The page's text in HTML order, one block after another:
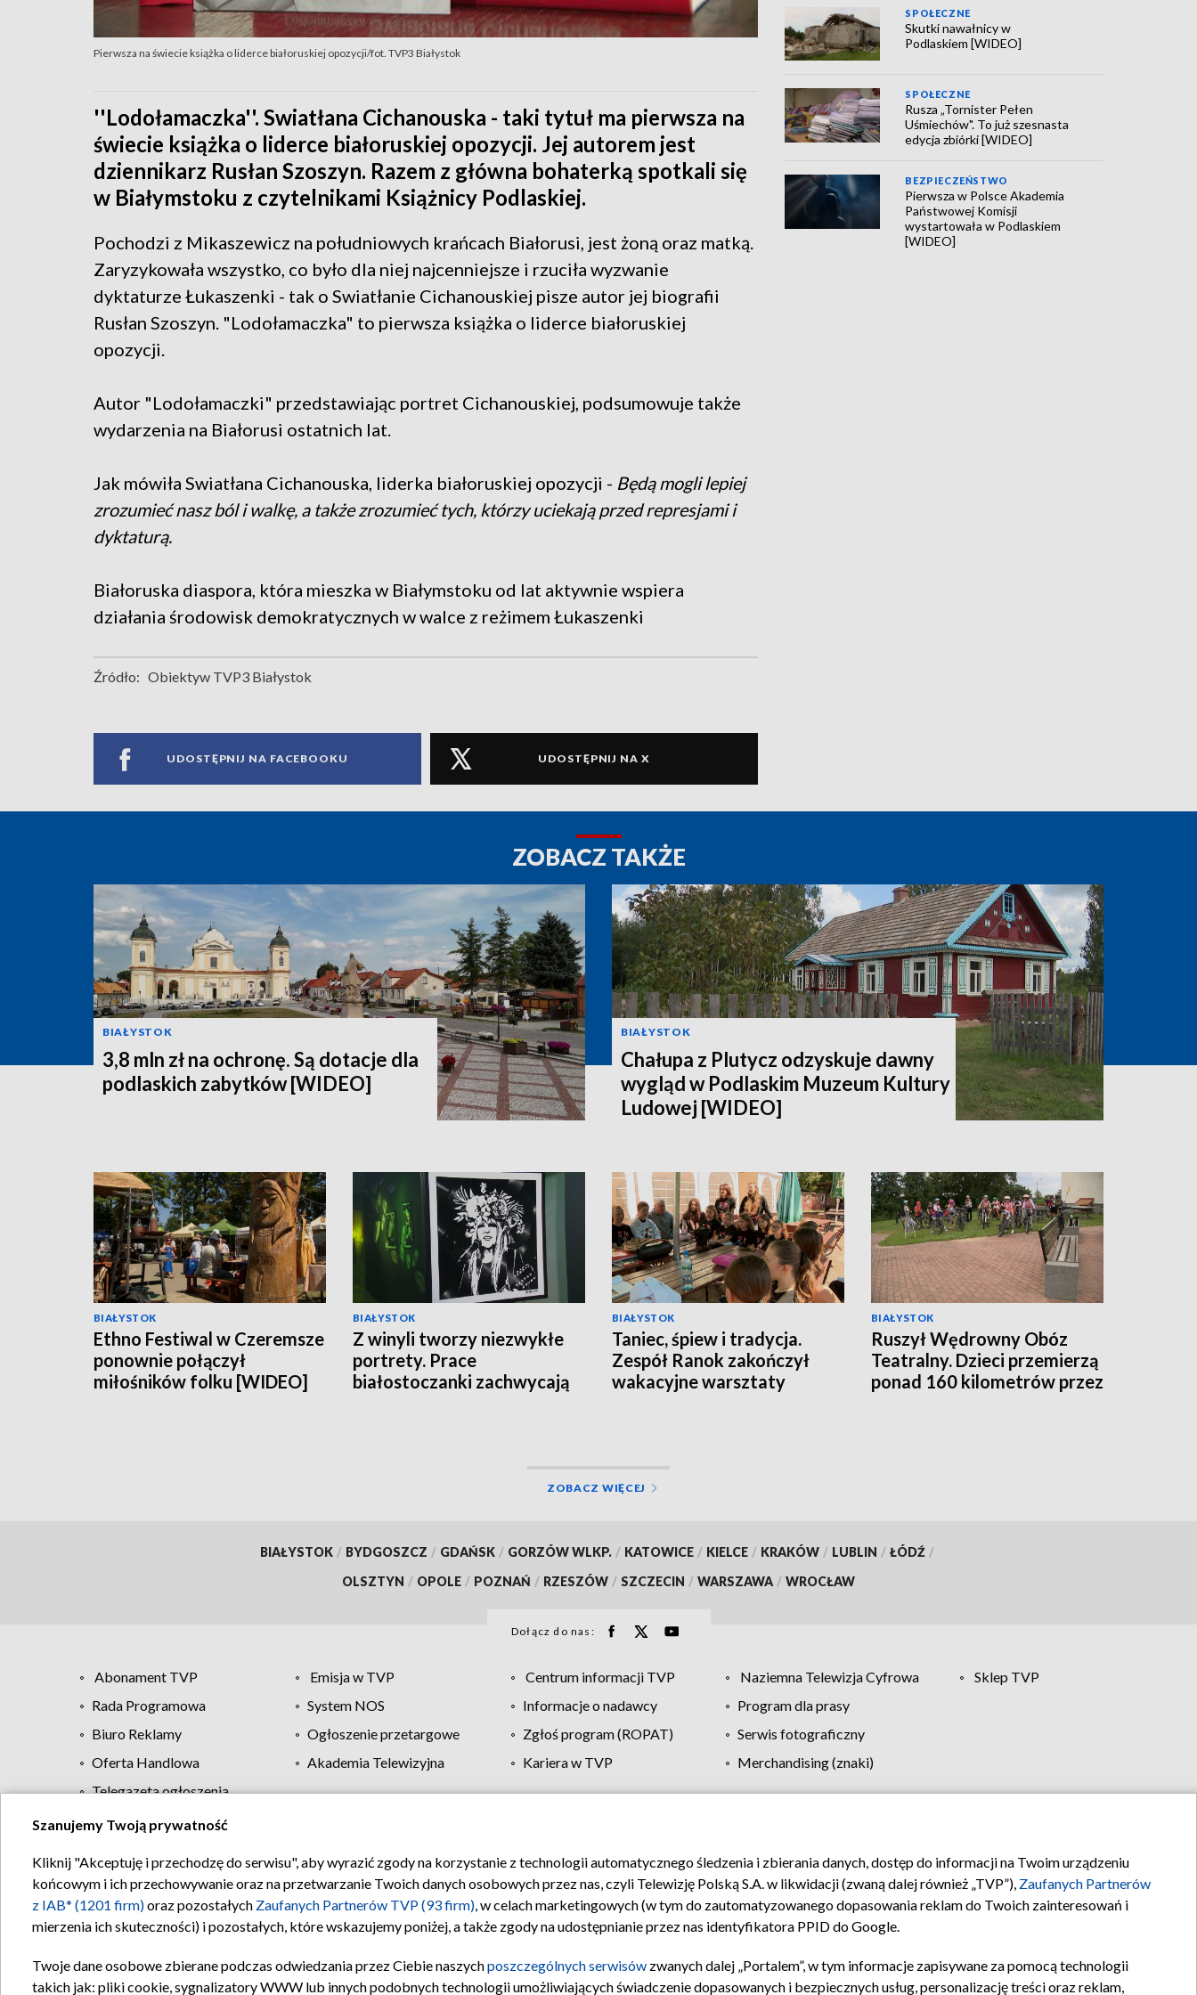
Pierwsza na świecie książka o liderce białoruskiej opozycji/fot. TVP3 Białystok
''Lodołamaczka''. Swiatłana Cichanouska - taki tytuł ma pierwsza na
świecie książka o liderce białoruskiej opozycji. Jej autorem jest
dziennikarz Rusłan Szoszyn. Razem z główna bohaterką spotkali się
w Białymstoku z czytelnikami Książnicy Podlaskiej.
Pochodzi z Mikaszewicz na południowych krańcach Białorusi, jest żoną oraz matką.
Zaryzykowała wszystko, co było dla niej najcenniejsze i rzuciła wyzwanie
dyktaturze Łukaszenki - tak o Swiatłanie Cichanouskiej pisze autor jej biografii
Rusłan Szoszyn. "Lodołamaczka" to pierwsza książka o liderce białoruskiej
opozycji.
Autor "Lodołamaczki" przedstawiając portret Cichanouskiej, podsumowuje także
wydarzenia na Białorusi ostatnich lat.
Jak mówiła Swiatłana Cichanouska, liderka białoruskiej opozycji - Będą mogli lepiej
zrozumieć nasz ból i walkę, a także zrozumieć tych, którzy uciekają przed represjami i
dyktaturą.
Białoruska diaspora, która mieszka w Białymstoku od lat aktywnie wspiera
działania środowisk demokratycznych w walce z reżimem Łukaszenki
Źródło: Obiektyw TVP3 Białystok
UDOSTĘPNIJ NA FACEBOOKU UDOSTĘPNIJ NA X
SPOŁECZNE
Skutki nawałnicy w
Podlaskiem [WIDEO]
SPOŁECZNE
Rusza „Tornister Pełen
Uśmiechów". To już szesnasta
edycja zbiórki [WIDEO]
BEZPIECZEŃSTWO
Pierwsza w Polsce Akademia
Państwowej Komisji
wystartowała w Podlaskiem
[WIDEO]
ZOBACZ TAKŻE
BIAŁYSTOK
3,8 mln zł na ochronę. Są dotacje dla
podlaskich zabytków [WIDEO]
BIAŁYSTOK
Chałupa z Plutycz odzyskuje dawny
wygląd w Podlaskim Muzeum Kultury
Ludowej [WIDEO]
BIAŁYSTOK
Ethno Festiwal w Czeremsze
ponownie połączył
miłośników folku [WIDEO]
BIAŁYSTOK
Z winyli tworzy niezwykłe
portrety. Prace
białostoczanki zachwycają
BIAŁYSTOK
Taniec, śpiew i tradycja.
Zespół Ranok zakończył
wakacyjne warsztaty
BIAŁYSTOK
Ruszył Wędrowny Obóz
Teatralny. Dzieci przemierzą
ponad 160 kilometrów przez
ZOBACZ WIĘCEJ
BIAŁYSTOK / BYDGOSZCZ / GDAŃSK / GORZÓW WLKP. / KATOWICE / KIELCE / KRAKÓW / LUBLIN / ŁÓDŹ /
OLSZTYN / OPOLE / POZNAŃ / RZESZÓW / SZCZECIN / WARSZAWA / WROCŁAW
Dołącz do nas:
Abonament TVP Emisja w TVP Centrum informacji TVP Naziemna Telewizja Cyfrowa
Sklep TVP
Rada Programowa
System NOS Informacje o nadawcy
Program dla prasy
Biuro Reklamy
Ogłoszenie przetargowe Zgłoś program (ROPAT)
Serwis fotograficzny
Oferta Handlowa
Akademia Telewizyjna Kariera w TVP
Merchandising (znaki)
Telegazeta ogłoszenia
Regulamin TVP Polityka prywatności Moje zgody Pomoc Biuro reklamy Kontakt
Szanujemy Twoją prywatność
Kliknij "Akceptuję i przechodzę do serwisu", aby wyrazić zgody na korzystanie z technologii automatycznego śledzenia i zbierania danych, dostęp do informacji na Twoim urządzeniu
końcowym i ich przechowywanie oraz na przetwarzanie Twoich danych osobowych przez nas, czyli Telewizję Polską S.A. w likwidacji (zwaną dalej również „TVP”), Zaufanych Partnerów
z IAB* (1201 firm)oraz pozostałych Zaufanych Partnerów TVP (93 firm), w celach marketingowych (w tym do zautomatyzowanego dopasowania reklam do Twoich zainteresowań i
mierzenia ich skuteczności) i pozostałych, które wskazujemy poniżej, a także zgody na udostępnianie przez nas identyfikatora PPID do Google.
Twoje dane osobowe zbierane podczas odwiedzania przez Ciebie naszychposzczególnych serwisów zwanych dalej „Portalem”, w tym informacje zapisywane za pomocą technologii
takich jak: pliki cookie, sygnalizatory WWW lub innych podobnych technologii umożliwiających świadczenie dopasowanych i bezpiecznych usług, personalizację treści oraz reklam,